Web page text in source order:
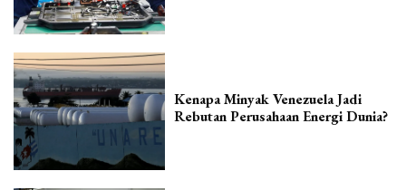
Kenapa Minyak Venezuela Jadi
Rebutan Perusahaan Energi Dunia?